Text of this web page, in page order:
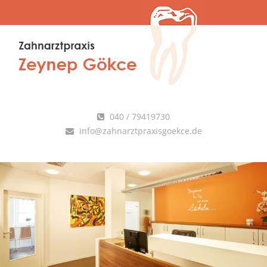
040 / 79419730
info@zahnarztpraxisgoekce.de